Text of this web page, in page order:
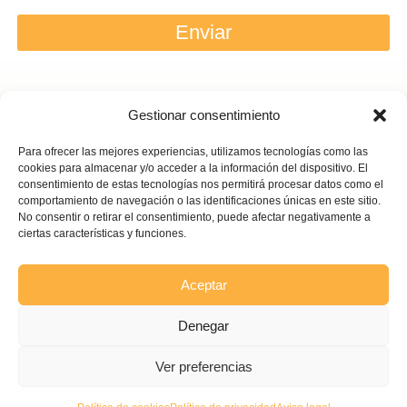
Gestionar consentimiento
Para ofrecer las mejores experiencias, utilizamos tecnologías como las
cookies para almacenar y/o acceder a la información del dispositivo. El
consentimiento de estas tecnologías nos permitirá procesar datos como el
comportamiento de navegación o las identificaciones únicas en este sitio.
No consentir o retirar el consentimiento, puede afectar negativamente a
ciertas características y funciones.
Aceptar
Denegar
Ver preferencias
Enviar
SERVICIOS
Sueño adulto
| Política de privacidad |Política de cookies
Copyright 2024 © Todos los derechos reservados - Diseño Mariana Martínez